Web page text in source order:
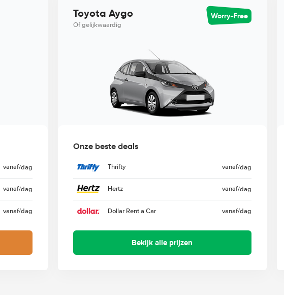
vanaf/dag
vanaf/dag
vanaf/dag
Toyota Aygo
Of gelijkwaardig
Worry-Free
Onze beste deals
Thrifty vanaf/dag
Hertz vanaf/dag
Dollar Rent a Car vanaf/dag
Bekijk alle prijzen